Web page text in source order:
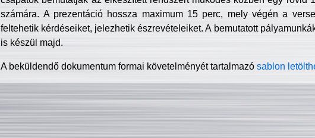
számára. A prezentáció hossza maximum 15 perc, mely végén a
feltehetik kérdéseiket, jelezhetik észrevételeiket. A bemutatott
is készül majd.
A beküldendő dokumentum formai követelményét tartalmazósablon